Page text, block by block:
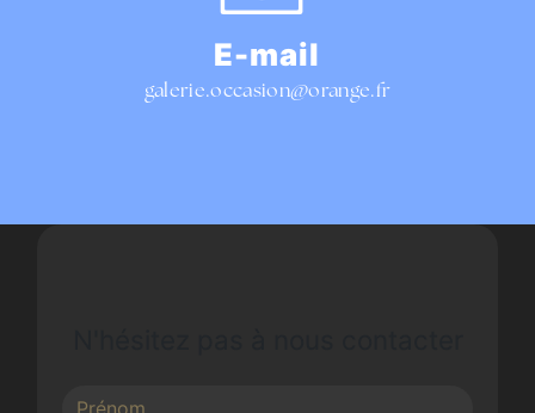
E-mail
galerie.occasion@orange.fr